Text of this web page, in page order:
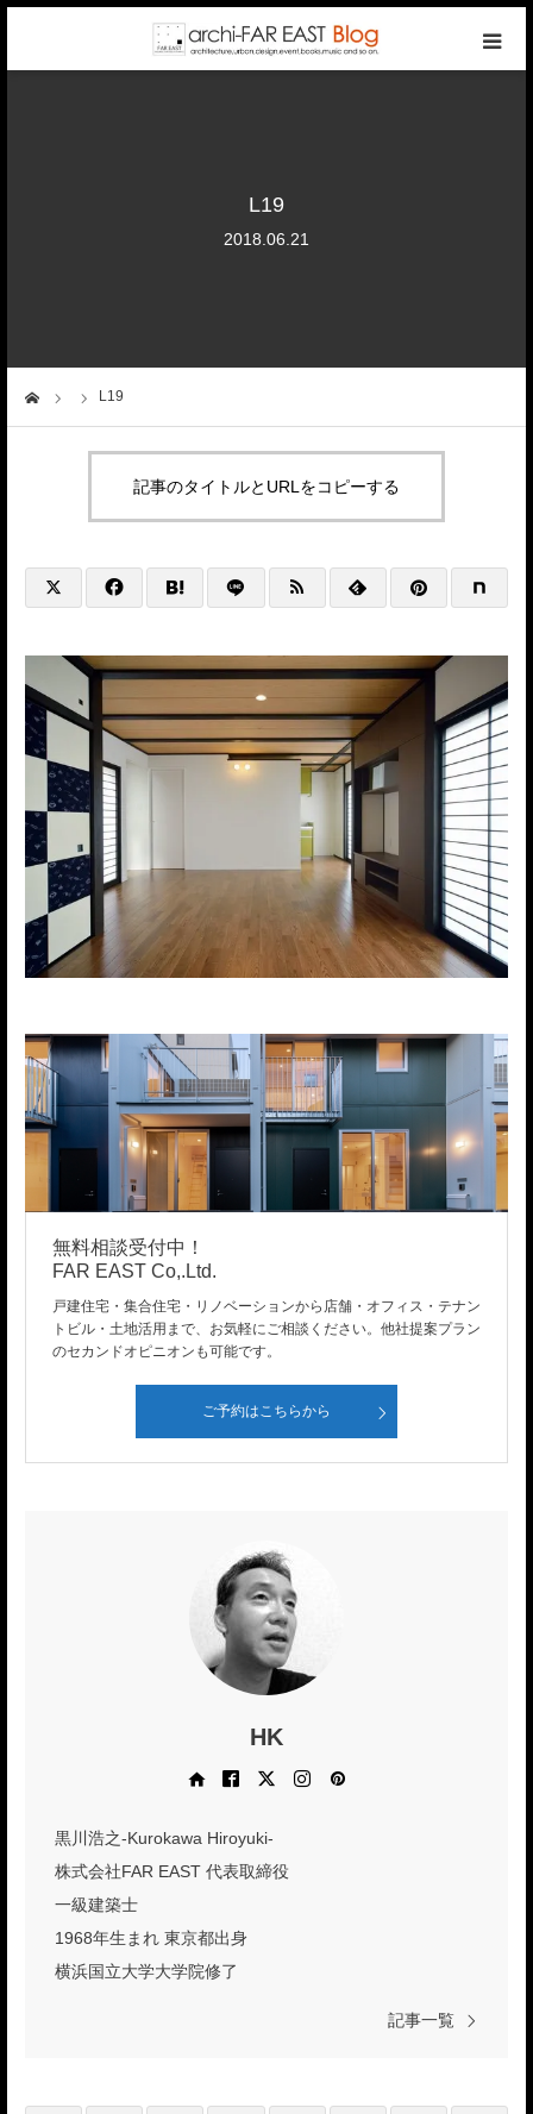
L19
2018.06.21
L19
記事のタイトルとURLをコピーする
無料相談受付中！
FAR EAST Co,.Ltd.
戸建住宅・集合住宅・リノベーションから店舗・オフィス・テナン
トビル・土地活用まで、お気軽にご相談ください。他社提案プラン
のセカンドオピニオンも可能です。
ご予約はこちらから
HK
InstagramPinterest
黒川浩之-Kurokawa Hiroyuki-
株式会社FAR EAST 代表取締役
一級建築士
1968年生まれ 東京都出身
横浜国立大学大学院修了
記事一覧
company
@HP+SNS